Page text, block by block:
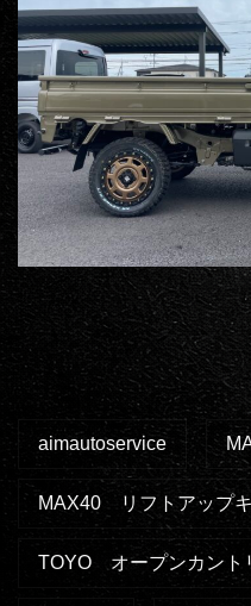
aimautoservice
MAX40 リフトアップ
TOYO オープンカント